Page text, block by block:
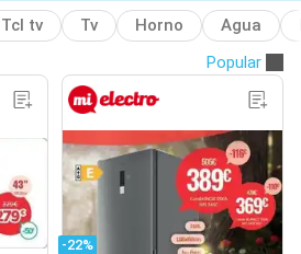
Tcl tv Tv Horno Agua
Popular
-22%